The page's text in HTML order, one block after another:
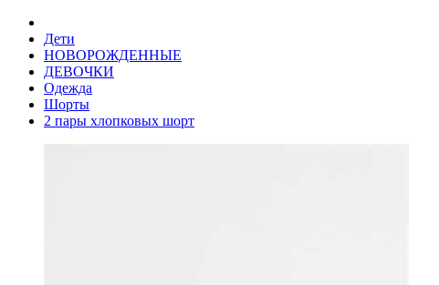
Дети
НОВОРОЖДЕННЫЕ
ДЕВОЧКИ
Одежда
Шорты
2 пары хлопковых шорт